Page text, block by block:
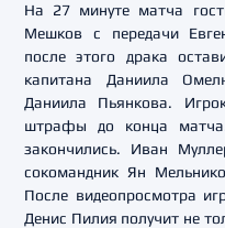
На 27 минуте матча
Мешков с передачи
после этого драка
капитана Даниила
Даниила Пьянкова.
штрафы до конца
закончились. Иван
сокомандник Ян
После видеопросмотра
Денис Пилия получит не